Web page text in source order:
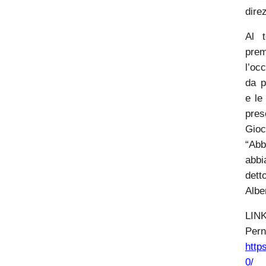
Al
da
e le
0/